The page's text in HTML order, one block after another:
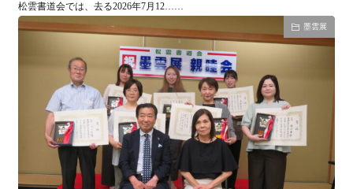
松雲書道会では、去る2026年7月12……
墨雲展